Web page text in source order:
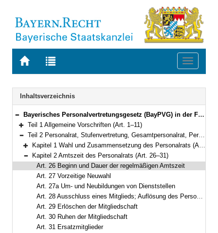
Zur
BAYERN.RECHT
Zur
letzten
Suche
Toggle
Navigation
Inhaltsverzeichnis
Bereich reduzieren
Bayerisches Personalvertretungsgesetz (BayPVG) in der Fassung der Bekanntmachung vom 11. November 1986 (GVBl. S. 349) BayRS 2035-1-F (Art. 1–97)
Bereich erweitern
Teil 1 Allgemeine Vorschriften (Art. 1–11)
Bereich reduzieren
Teil 2 Personalrat, Stufenvertretung, Gesamtpersonalrat, Personalversammlung (Art. 12–56)
Bereich erweitern
Kapitel 1 Wahl und Zusammensetzung des Personalrats (Art. 12–25)
Bereich reduzieren
Kapitel 2 Amtszeit des Personalrats (Art. 26–31)
Art. 26 Beginn und Dauer der regelmäßigen Amtszeit
Art. 27 Vorzeitige Neuwahl
Art. 27a Um- und Neubildungen von Dienststellen
Art. 28 Ausschluss eines Mitglieds; Auflösung des Personalrats
Art. 29 Erlöschen der Mitgliedschaft
Art. 30 Ruhen der Mitgliedschaft
Art. 31 Ersatzmitglieder